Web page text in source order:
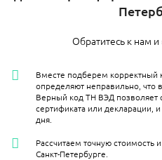
Обратитесь к нам
Вместе подберем корректный
определяют неправильно, что
Верный код ТН ВЭД позволяет
сертификата или декларации,
дня.
Рассчитаем точную стоимость
Санкт-Петербурге.